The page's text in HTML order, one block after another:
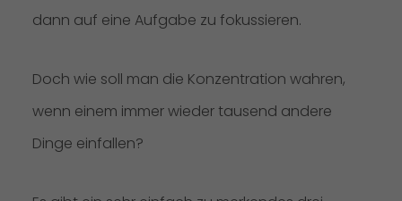
dann auf eine Aufgabe zu fokussieren.
Doch wie soll man die Konzentration wahren,
wenn einem immer wieder tausend andere
Dinge einfallen?